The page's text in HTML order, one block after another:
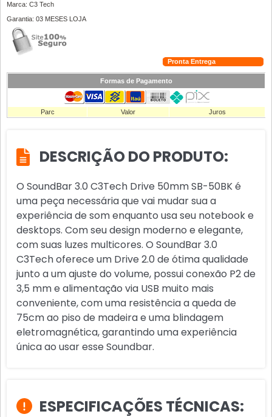
Marca: C3 Tech
Garantia: 03 MESES LOJA
Pronta Entrega
Formas de Pagamento
Parc Valor Juros
DESCRIÇÃO DO PRODUTO:
O SoundBar 3.0 C3Tech Drive 50mm SB-50BK é
uma peça necessária que vai mudar sua a
experiência de som enquanto usa seu notebook e
desktops. Com seu design moderno e elegante,
com suas luzes multicores. O SoundBar 3.0
C3Tech oferece um Drive 2.0 de ótima qualidade
junto a um ajuste do volume, possui conexão P2 de
3,5 mm e alimentação via USB muito mais
conveniente, com uma resistência a queda de
75cm ao piso de madeira e uma blindagem
eletromagnética, garantindo uma experiência
única ao usar esse Soundbar.
ESPECIFICAÇÕES TÉCNICAS: